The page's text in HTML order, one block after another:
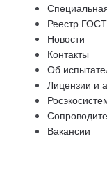
Реестр ГОСТ
Новости
Контакты
Об
Лицензии и
Вакансии